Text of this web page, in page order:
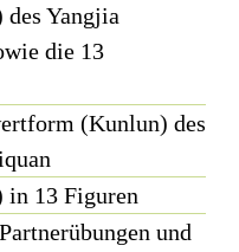
Yangjia
die 13
(Kunlun) des
in 13 Figuren
und